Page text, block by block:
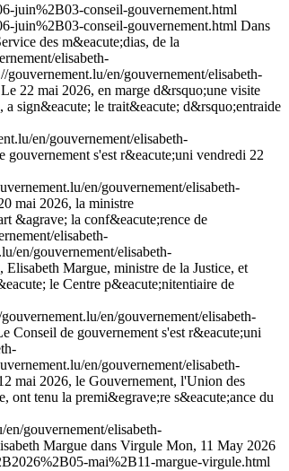
juin%2B03-conseil-gouvernement.html
juin%2B03-conseil-gouvernement.html Dans
des m&eacute;dias, de la
elisabeth-
//gouvernement.lu/en/gouvernement/elisabeth-
Le 22 mai 2026, en marge d&rsquo;une visite
sign&eacute; le trait&eacute; d&rsquo;entraide
en/gouvernement/elisabeth-
gouvernement s'est r&eacute;uni vendredi 22
en/gouvernement/elisabeth-
mai 2026, la ministre
&agrave; la conf&eacute;rence de
elisabeth-
en/gouvernement/elisabeth-
Elisabeth Margue, ministre de la Justice, et
le Centre p&eacute;nitentiaire de
en/gouvernement/elisabeth-
Conseil de gouvernement s'est r&eacute;uni
en/gouvernement/elisabeth-
mai 2026, le Gouvernement, l'Union des
ont tenu la premi&egrave;re s&eacute;ance du
en/gouvernement/elisabeth-
Margue dans Virgule Mon, 11 May 2026
mai%2B11-margue-virgule.html